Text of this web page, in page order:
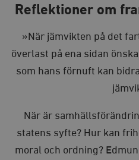
Reflektioner om
»När jämvikten på det
överlast på ena sidan
som hans förnuft kan
När är
statens syfte? Hur kan
moral och ordning?